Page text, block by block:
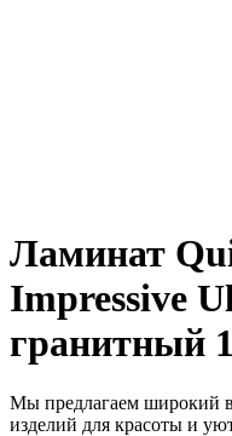
Ламинат
Impressive
гранитный
Мы предлагаем широкий
изделий для красоты и